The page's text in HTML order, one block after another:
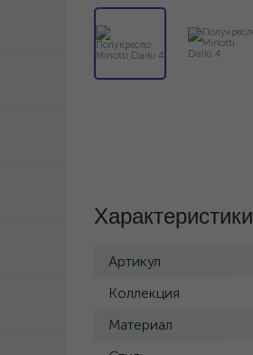
Характеристики
Артикул
Коллекция
Материал